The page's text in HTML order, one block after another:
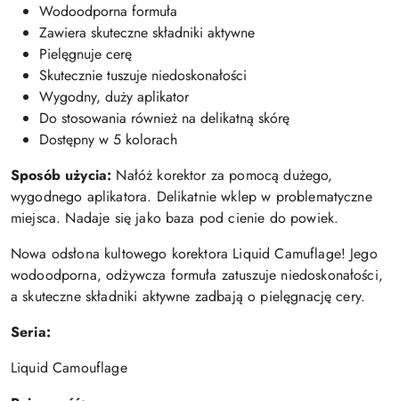
Wodoodporna formuła
Zawiera skuteczne składniki aktywne
Pielęgnuje cerę
Skutecznie tuszuje niedoskonałości
Wygodny, duży aplikator
Do stosowania również na delikatną skórę
Dostępny w 5 kolorach
Sposób użycia: Nałóż korektor za pomocą dużego,
wygodnego aplikatora. Delikatnie wklep w problematyczne
miejsca. Nadaje się jako baza pod cienie do powiek.
Nowa odsłona kultowego korektora Liquid Camuflage! Jego
wodoodporna, odżywcza formuła zatuszuje niedoskonałości,
a skuteczne składniki aktywne zadbają o pielęgnację cery.
Seria:
Liquid Camouflage